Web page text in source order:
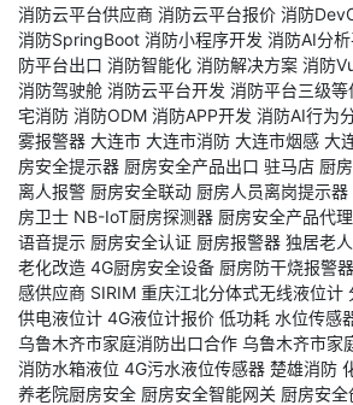
消防云平台供应商 消防云平台报价 消防
消防SpringBoot 消防小程序开发 消防AI分
防平台出口 消防智能化 消防解决方案 消防
消防驾驶舱 消防云平台开发 消防平台三级等
宅消防 消防ODM 消防APP开发 消防AI行为
雾报警器 大连市 大连市消防 大连市烟感 大
房安全提示器 厨房安全产品出口 驻马店 厨
离人报警 厨房安全联动 厨房人员离岗提示器
房卫士 NB-IoT厨房探测器 厨房安全产品代理
语音提示 厨房安全认证 厨房报警器 独居老
老化改造 4G厨房安全设备 厨房防干烧报警器
感供应商 SIRIM 重庆江北分体式无线液位计
供电液位计 4G液位计报价 低功耗 水位传感
乌鲁木齐市家庭消防出口合作 乌鲁木齐市家
消防水箱液位 4G污水液位传感器 楚雄消防
养老院厨房安全 厨房安全智能网关 厨房安全